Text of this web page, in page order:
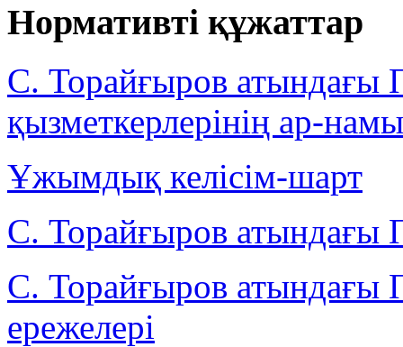
Нормативті құжаттар
С. Торайғыров
қызметкерлерінің ар-
Ұжымдық келісім-шарт
С. Торайғыров атындағы
С. Торайғыров атындағы
ережелері